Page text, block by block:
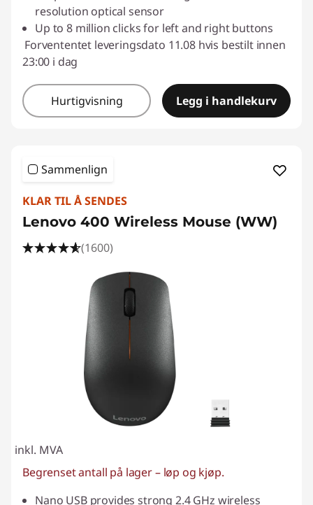
resolution optical sensor
Up to 8 million clicks for left and right buttons
Forvententet leveringsdato 11.08 hvis bestilt innen
23:00 i dag
Hurtigvisning Legg i handlekurv
Sammenlign
KLAR TIL Å SENDES
Lenovo 400 Wireless Mouse (WW)
(1600)
inkl. MVA
Begrenset antall på lager – løp og kjøp.
Nano USB provides strong 2.4 GHz wireless